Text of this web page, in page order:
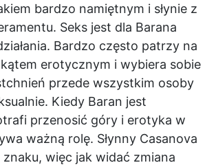
bardzo namiętnym i słynie z
Seks jest dla Barana
Bardzo często patrzy na
erotycznym i wybiera sobie
przede wszystkim osoby
Kiedy Baran jest
przenosić góry i erotyka w
ważną rolę. Słynny Casanova
znaku, więc jak widać zmiana